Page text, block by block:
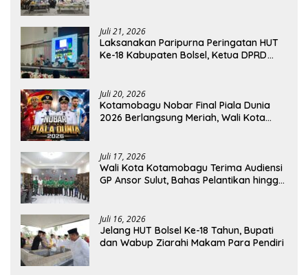
Juli 21, 2026
Laksanakan Paripurna Peringatan HUT
Ke-18 Kabupaten Bolsel, Ketua DPRD
Juli 20, 2026
Kotamobagu Nobar Final Piala Dunia
2026 Berlangsung Meriah, Wali Kota
Juli 17, 2026
Wali Kota Kotamobagu Terima Audiensi
GP Ansor Sulut, Bahas Pelantikan hingga
Juli 16, 2026
Jelang HUT Bolsel Ke-18 Tahun, Bupati
dan Wabup Ziarahi Makam Para Pendiri